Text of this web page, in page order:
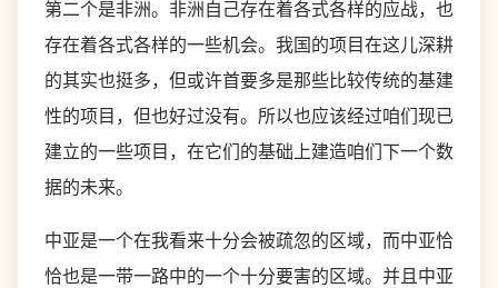
第二个是非洲。非洲自己存在着各式各样的应战，也
存在着各式各样的一些机会。我国的项目在这儿深耕
的其实也挺多，但或许首要多是那些比较传统的基建
性的项目，但也好过没有。所以也应该经过咱们现已
建立的一些项目，在它们的基础上建造咱们下一个数
据的未来。
中亚是一个在我看来十分会被疏忽的区域，而中亚恰
恰也是一带一路中的一个十分要害的区域。并且中亚